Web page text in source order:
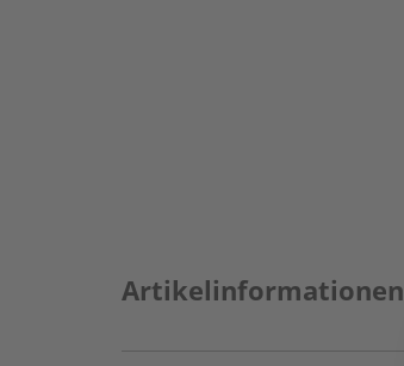
Artikelinformationen